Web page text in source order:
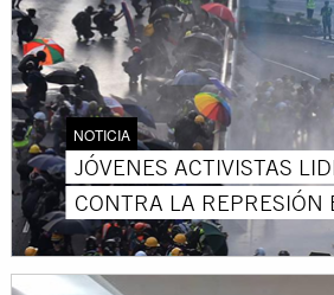
NOTICIA
JÓVENES ACTIVISTAS
CONTRA LA REPRESIÓN